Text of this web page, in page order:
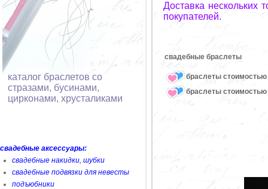
каталог браслетов со
стразами, бусинами,
цирконами, хрусталиками
свадебные аксессуары:
свадебные накидки, шубки
свадебные подвязки для невесты
подъюбники
Доставка нескольких
покупателей.
свадебные браслеты
браслеты
браслеты стоимостью